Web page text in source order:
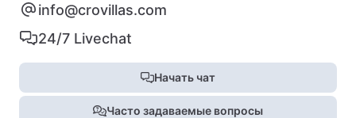
info@crovillas.com
24/7 Livechat
Начать чат
Часто задаваемые вопросы